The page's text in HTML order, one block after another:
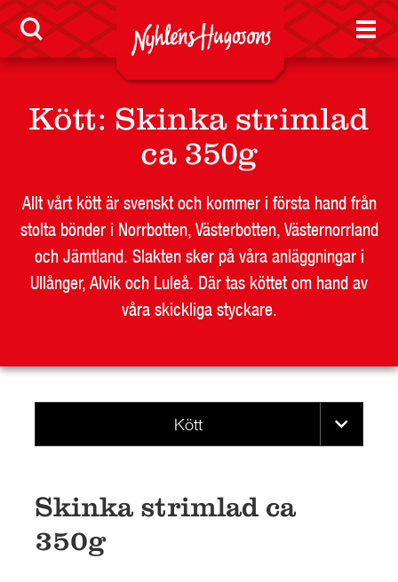
Jobb
Nyheter
LEVERANTÖR
BUTIKSSIDA
RESTAURANG OCH STORHUSHÅLL
SKOLA
KONTAKT
Kött: Skinka strimlad
ca 350g
Allt vårt kött är svenskt och kommer i första hand från
stolta bönder i Norrbotten, Västerbotten, Västernorrland
och Jämtland. Slakten sker på våra anläggningar i
Ullånger, Alvik och Luleå. Där tas köttet om hand av
våra skickliga styckare.
Kött
Skinka strimlad ca
350g